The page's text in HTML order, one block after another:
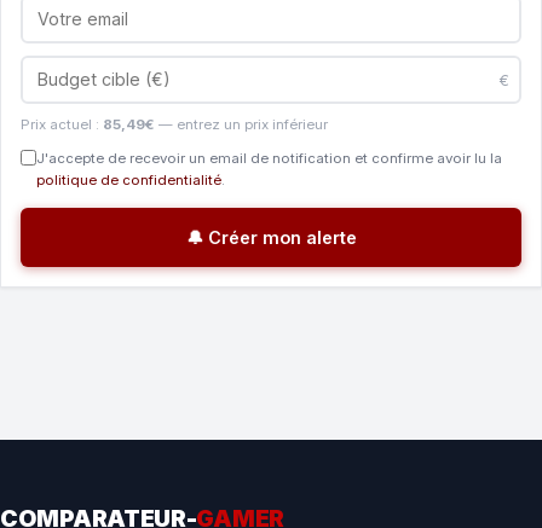
€
Prix actuel : 85,49€ — entrez un prix inférieur
J'accepte de recevoir un email de notification et confirme avoir lu la
politique de confidentialité
🔔 Créer mon alerte
COMPARATEUR-GAMER